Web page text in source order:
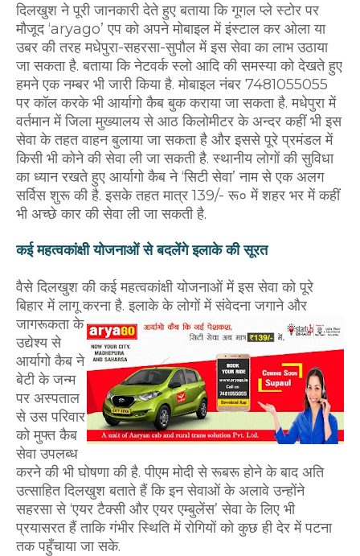
दिलखुश ने पूरी जानकारी देते हुए बताया कि गूगल प्ले स्टोर पर
मौजूद ‘aryago’ एप को अपने मोबाइल में इंस्टाल कर ओला या
उबर की तरह मधेपुरा-सहरसा-सुपौल में इस सेवा का लाभ उठाया
जा सकता है. बताया कि नेटवर्क स्लो आदि की समस्या को देखते हुए
हमने एक नम्बर भी जारी किया है. मोबाइल नंबर 7481055055
पर कॉल करके भी आर्यागो कैब बुक कराया जा सकता है. मधेपुरा में
वर्तमान में जिला मुख्यालय से आठ किलोमीटर के अन्दर कहीं भी इस
सेवा के तहत वाहन बुलाया जा सकता है और इससे पूरे प्रमंडल में
किसी भी कोने की सेवा ली जा सकती है. स्थानीय लोगों की सुविधा
का ध्यान रखते हुए आर्यागो कैब ने ‘सिटी सेवा’ नाम से एक अलग
सर्विस शुरू की है. इसके तहत मात्र 139/- रू० में शहर भर में कहीं
भी अच्छे कार की सेवा ली जा सकती है.
कई महत्वकांक्षी योजनाओं से बदलेंगे इलाके की सूरत
वैसे दिलखुश की कई महत्वकांक्षी योजनाओं में इस सेवा को पूरे
बिहार में लागू करना है. इलाके के लोगों में संवेदना जगाने और
जागरूकता के
उद्येश्य से
आर्यागो कैब ने
बेटी के जन्म
पर अस्पताल
से उस परिवार
को मुफ्त कैब
सेवा उपलब्ध
करने की भी घोषणा की है. पीएम मोदी से रूबरू होने के बाद अति
उत्साहित दिलखुश बताते हैं कि इन सेवाओं के अलावे उन्होंने
सहरसा से ‘एयर टैक्सी और एयर एम्बुलेंस’ सेवा के लिए भी
प्रयासरत हैं ताकि गंभीर स्थिति में रोगियों को कुछ ही देर में पटना
तक पहुँचाया जा सके.